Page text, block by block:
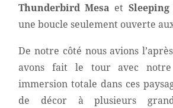
Thunderbird Mesa et
une boucle seulement ouverte
De notre côté nous avions
avons fait le tour avec
immersion totale dans ces
de décor à plusieurs